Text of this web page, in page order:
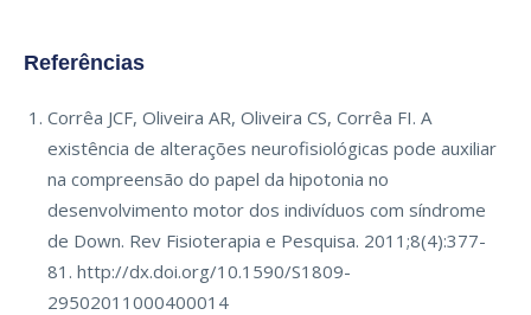
Referências
Corrêa JCF, Oliveira AR, Oliveira CS, Corrêa FI. A
existência de alterações neurofisiológicas pode auxiliar
na compreensão do papel da hipotonia no
desenvolvimento motor dos indivíduos com síndrome
de Down. Rev Fisioterapia e Pesquisa. 2011;8(4):377-
81. http://dx.doi.org/10.1590/S1809-
29502011000400014